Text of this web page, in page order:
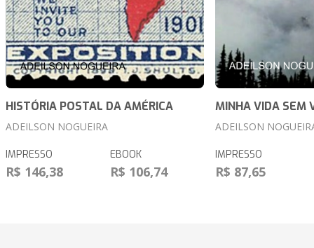
HISTÓRIA POSTAL DA AMÉRICA
ADEILSON NOGUEIRA
IMPRESSO
R$ 146,38
EBOOK
R$ 106,74
MINHA VIDA SEM
ADEILSON
IMPRESSO
R$ 87,65